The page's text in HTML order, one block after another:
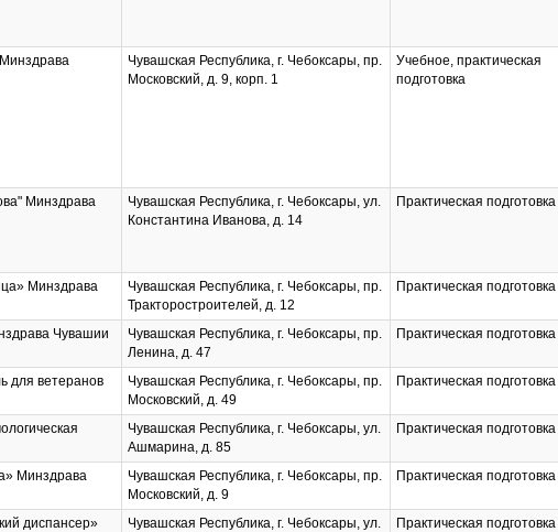
Чувашская Республика, г. Чебоксары, пр.
Московский, д. 9, корп. 1
Учебное, практическая
подготовка
Минздрава
Чувашская Республика, г. Чебоксары, ул.
Константина Иванова, д. 14
Практическая подготовка
Минздрава
Чувашская Республика, г. Чебоксары, пр.
Тракторостроителей, д. 12
Практическая подготовка
Чувашии
Чувашская Республика, г. Чебоксары, пр.
Ленина, д. 47
Практическая подготовка
для ветеранов
Чувашская Республика, г. Чебоксары, пр.
Московский, д. 49
Практическая подготовка
Чувашская Республика, г. Чебоксары, ул.
Ашмарина, д. 85
Практическая подготовка
Минздрава
Чувашская Республика, г. Чебоксары, пр.
Московский, д. 9
Практическая подготовка
диспансер»
Чувашская Республика, г. Чебоксары, ул.
Практическая подготовка